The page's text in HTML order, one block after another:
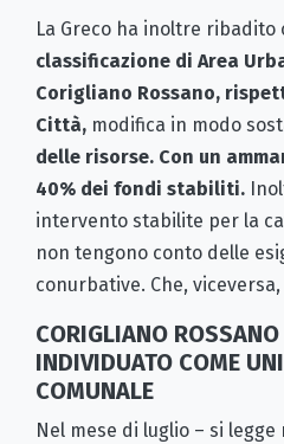
La Greco ha inoltre ribadito
classificazione di Area
Corigliano Rossano,
Città, modifica in modo
delle risorse. Con un
40% dei fondi stabiliti.
intervento stabilite per la
non tengono conto delle
conurbative. Che,
CORIGLIANO
INDIVIDUATO COME
COMUNALE
Nel mese di luglio – si